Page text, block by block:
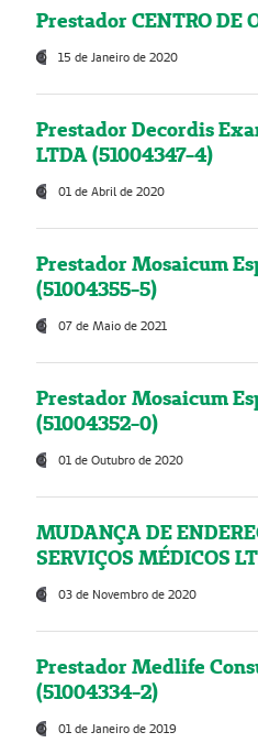
Prestador CENTRO DE
15 de Janeiro de 2020
Prestador Decordis
LTDA (51004347-4)
01 de Abril de 2020
Prestador Mosaicum
(51004355-5)
07 de Maio de 2021
Prestador Mosaicum
(51004352-0)
01 de Outubro de 2020
MUDANÇA DE
SERVIÇOS MÉDICOS
03 de Novembro de 2020
Prestador Medlife
(51004334-2)
01 de Janeiro de 2019